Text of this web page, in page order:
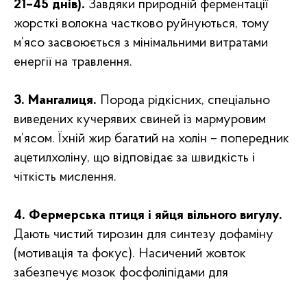
21–45 днів). Завдяки природній ферментації
жорсткі волокна частково руйнуються, тому
м’ясо засвоюється з мінімальними витратами
енергії на травлення.
3. Мангалиця. Порода рідкісних, спеціально
виведених кучерявих свиней із мармуровим
м’ясом. Їхній жир багатий на холін – попередник
ацетилхоліну, що відповідає за швидкість і
чіткість мислення.
4. Фермерська птиця і яйця вільного вигулу.
Дають чистий тирозин для синтезу дофаміну
(мотивація та фокус). Насичений жовток
забезпечує мозок фосфоліпідами для